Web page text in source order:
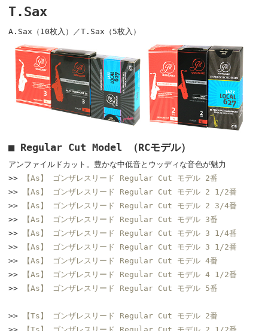
T.Sax
A.Sax（10枚入）／T.Sax（5枚入）
■ Regular Cut Model （RCモデル）
アンファイルドカット。豊かな中低音とウッディな音色が魅力
>>
【As】 ゴンザレスリード Regular Cut モデル 2番
>>
【As】 ゴンザレスリード Regular Cut モデル 2 1/2番
>>
【As】 ゴンザレスリード Regular Cut モデル 2 3/4番
>>
【As】 ゴンザレスリード Regular Cut モデル 3番
>>
【As】 ゴンザレスリード Regular Cut モデル 3 1/4番
>>
【As】 ゴンザレスリード Regular Cut モデル 3 1/2番
>>
【As】 ゴンザレスリード Regular Cut モデル 4番
>>
【As】 ゴンザレスリード Regular Cut モデル 4 1/2番
>>
【As】 ゴンザレスリード Regular Cut モデル 5番
>>
【Ts】 ゴンザレスリード Regular Cut モデル 2番